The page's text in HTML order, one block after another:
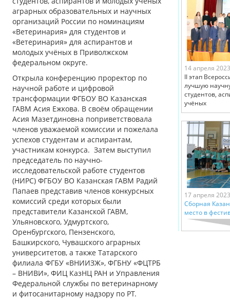
аграрных образовательных и научных
организаций России по номинациям
«Ветеринария» для студентов и
«Ветеринария» для аспирантов и
молодых учёных в Приволжском
федеральном округе.
Открыла конференцию проректор по
научной работе и цифровой
трансформации ФГБОУ ВО Казанская
ГАВМ Асия Ежкова. В своём обращении
Асия Мазетдиновна поприветствовала
членов уважаемой комиссии и пожелала
успехов студентам и аспирантам,
участникам конкурса. Затем выступил
председатель по научно-
исследовательской работе студентов
(НИРС) ФГБОУ ВО Казанская ГАВМ Радий
Папаев представив членов конкурсных
комиссий среди которых были
представители Казанской ГАВМ,
Ульяновского, Удмуртского,
Оренбургского, Пензенского,
Башкирского, Чувашского аграрных
университетов, а также Татарского
филиала ФГБУ «ВНИИЗЖ», ФГБНУ «ФЦТРБ
– ВНИВИ», ФИЦ КазНЦ РАН и Управления
Федеральной службы по ветеринарному
и фитосанитарному надзору по РТ.
14 апреля 2023
II этап
лучшую
студентов,
учёных
17 апреля 2023
Сборная
место в